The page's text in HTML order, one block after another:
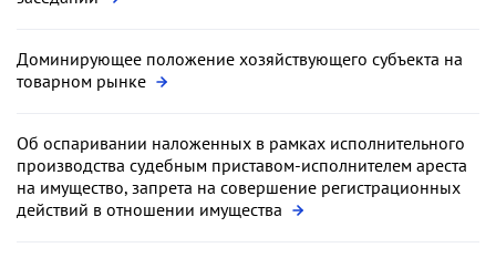
Доминирующее положение хозяйствующего субъекта на
товарном рынке
Об оспаривании наложенных в рамках исполнительного
производства судебным приставом-исполнителем ареста
на имущество, запрета на совершение регистрационных
действий в отношении имущества